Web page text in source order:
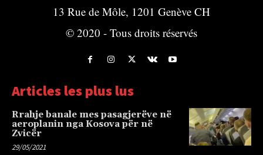
13 Rue de Môle, 1201 Genève CH
© 2020 - Tous droits réservés
Articles les plus lus
Rrahje banale mes pasagjerëve në
aeroplanin nga Kosova për në
Zvicër
29/05/2021